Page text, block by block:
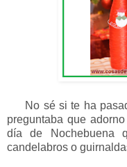
No sé si te ha
preguntaba que
día de Nochebuena
candelabros o